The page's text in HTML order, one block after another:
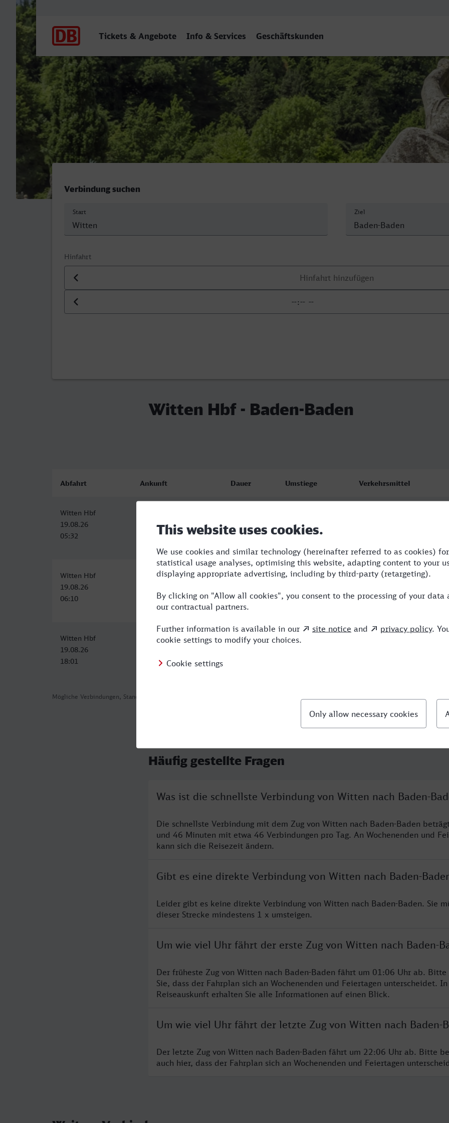
Tickets & Angebote Info & Services Geschäftskunden
Witten Hbf - Baden-Baden
Verbindung suchen
Start Ziel
Hinfahrt
Datum der Hinfahrt
Uhrzeit der Hinfahrt
Witten Hbf - Baden-Baden
Mögliche Verbindungen, Stand: 2026-08-05 10:11
Abfahrt Ankunft Dauer Umstiege Verkehrsmittel
Witten Hbf
19.08.26
05:32
19.08.26
Witten Hbf
19.08.26
06:10
Baden-Baden
11:18
5:08 3 RE,ICE,HLB
Witten Hbf
19.08.26
18:01
Baden-Baden
4:21 3
Häufig gestellte Fragen
Was ist die schnellste Verbindung von Witten nach Baden-
Die schnellste Verbindung mit dem Zug von Witten nach Baden-Baden
und 46 Minuten mit etwa 46 Verbindungen pro Tag. An Wochenenden und
kann sich die Reisezeit ändern.
Gibt es eine direkte Verbindung von Witten nach Baden-
Leider gibt es keine direkte Verbindung von Witten nach Baden-Baden. Sie
dieser Strecke mindestens 1 x umsteigen.
Um wie viel Uhr fährt der erste Zug von Witten nach Baden-
Der früheste Zug von Witten nach Baden-Baden fährt um 01:06 Uhr ab. Bitte
Sie, dass der Fahrplan sich an Wochenenden und Feiertagen unterscheidet.
Reiseauskunft erhalten Sie alle Informationen auf einen Blick.
Um wie viel Uhr fährt der letzte Zug von Witten nach Baden-
Der letzte Zug von Witten nach Baden-Baden fährt um 22:06 Uhr ab. Bitte
auch hier, dass der Fahrplan sich an Wochenenden und Feiertagen